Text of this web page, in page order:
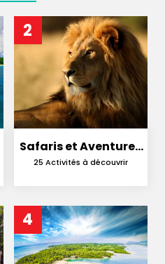
2
Safaris et Aventures
en Nature
25 Activités à découvrir
4